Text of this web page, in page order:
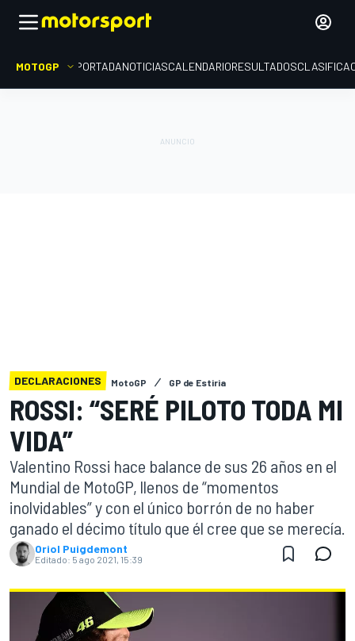
MOTOGP PORTADANOTICIASCALENDARIORESULTADOS
DECLARACIONES MotoGP GP de Estiria
ROSSI: “SERÉ PILOTO TODA MI
VIDA”
Valentino Rossi hace balance de sus 26 años en el
Mundial de MotoGP, llenos de “momentos
inolvidables” y con el único borrón de no haber
ganado el décimo título que él cree que se merecía.
Oriol Puigdemont
Editado: 5 ago 2021, 15:39